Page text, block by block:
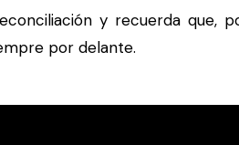
y recuerda que,
por delante.